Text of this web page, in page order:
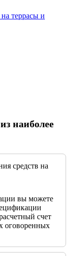
террасы и
наиболее
средств на
вы можете
счет
оговоренных